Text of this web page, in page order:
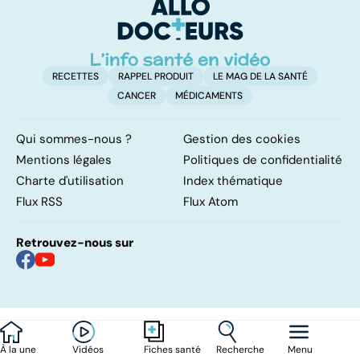
À la une Vidéos Fiches santé Recherche Menu
RECETTES RAPPEL PRODUIT
LE MAG DE LA SANTÉ
CANCER
MÉDICAMENTS
Qui sommes-nous ?
Gestion des cookies
Mentions légales
Politiques de confidentialité
Charte d'utilisation
Index thématique
Flux RSS
Flux Atom
Retrouvez-nous sur